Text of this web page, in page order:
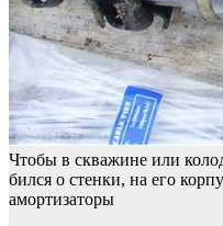
Чтобы в скважине или
бился о стенки, на его
амортизаторы